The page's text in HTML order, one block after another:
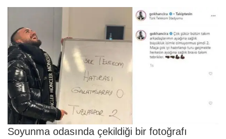
Soyunma odasında çekildiği bir fotoğrafı